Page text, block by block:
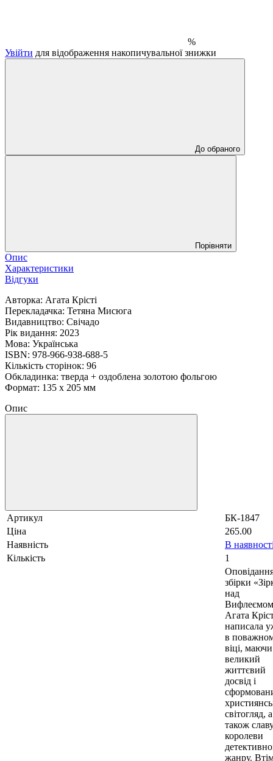
%
Увійти для відображення накопичувальної знижки
До обраного
Порівняти
Опис
Характеристики
Відгуки
Авторка: Агата Крісті
Перекладачка: Тетяна Мисюга
Видавництво: Свічадо
Рік видання: 2023
Мова: Українська
ISBN: 978-966-938-688-5
Кількість сторінок: 96
Обкладинка: тверда + оздоблена золотою фольгою
Формат: 135 x 205 мм
Опис
Артикул
БК-1847
Ціна
265.00
Наявність
В
Кількість
1
збірки
над
Агата
написала
в
віці, маючи
великий
життєвий
досвід і
світогляд, а
також
королеви
жанру.